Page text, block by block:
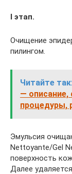
I этап.
Очищение
пилингом.
Читайте
— описание,
процедуры,
Эмульсия
Nettoyante/Gel
поверхность
Далее